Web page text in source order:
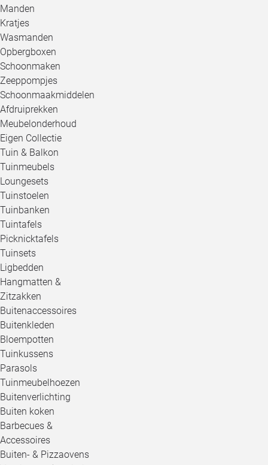
Manden
Kratjes
Wasmanden
Opbergboxen
Schoonmaken
Zeeppompjes
Schoonmaakmiddelen
Afdruiprekken
Meubelonderhoud
Eigen Collectie
Tuin & Balkon
Tuinmeubels
Loungesets
Tuinstoelen
Tuinbanken
Tuintafels
Picknicktafels
Tuinsets
Ligbedden
Hangmatten &
Zitzakken
Buitenaccessoires
Buitenkleden
Bloempotten
Tuinkussens
Parasols
Tuinmeubelhoezen
Buitenverlichting
Buiten koken
Barbecues &
Accessoires
Buiten- & Pizzaovens